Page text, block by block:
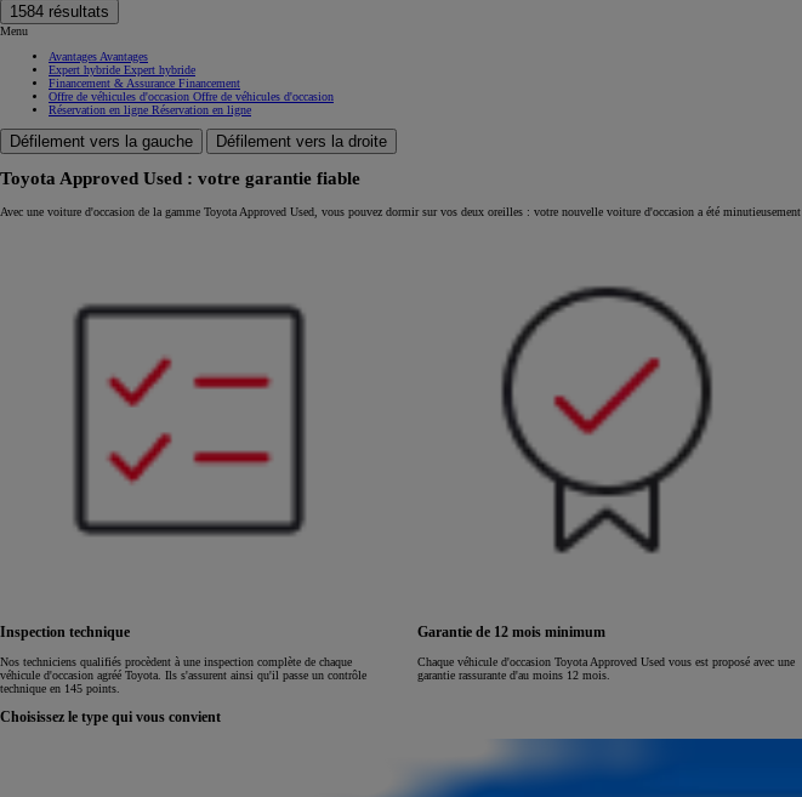
À partir de
1584 résultats
Menu
Avantages Avantages
Expert hybride Expert hybride
Financement & Assurance Financement
Offre de véhicules d'occasion Offre de véhicules d'occasion
Réservation en ligne Réservation en ligne
Défilement vers la gauche Défilement vers la droite
Toyota Approved Used : votre garantie fiable
Avec une voiture d'occasion de la gamme Toyota Approved Used, vous pouvez dormir sur vos deux oreilles : votre nouvelle voiture d'occasion a été minutieusement
Inspection technique
Nos techniciens qualifiés procèdent à une inspection complète de chaque
véhicule d'occasion agréé Toyota. Ils s'assurent ainsi qu'il passe un contrôle
technique en 145 points.
Garantie de 12 mois minimum
Chaque véhicule d'occasion Toyota Approved Used vous est proposé avec une
garantie rassurante d'au moins 12 mois.
Choisissez le type qui vous convient